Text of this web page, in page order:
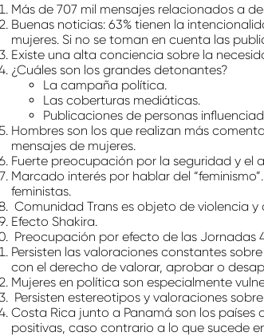
Más de 707 mil mensajes relacionados a
Buenas noticias: 63% tienen la
mujeres. Si no se toman en cuenta las
Existe una alta conciencia sobre la
¿Cuáles son los grandes detonantes?
La campaña política.
Las coberturas mediáticas.
Publicaciones de personas
Hombres son los que realizan más
mensajes de mujeres.
Fuerte preocupación por la seguridad y el
Marcado interés por hablar del
feministas.
Comunidad Trans es objeto de violencia
Efecto Shakira.
Preocupación por efecto de las Jornadas
Persisten las valoraciones constantes
con el derecho de valorar, aprobar o
Mujeres en política son especialmente
Persisten estereotipos y valoraciones
Costa Rica junto a Panamá son los
positivas, caso contrario a lo que sucede